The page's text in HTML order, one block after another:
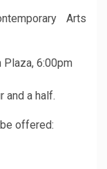
Arts
Plaza, 6:00pm
and a half.
offered: